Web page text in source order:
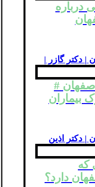
درباره
#
بیماران
که
دارد؟